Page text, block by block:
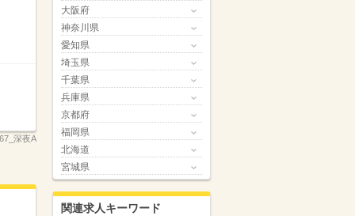
深夜A
大阪府
神奈川県
愛知県
埼玉県
千葉県
兵庫県
京都府
福岡県
北海道
宮城県
関連求人キーワード